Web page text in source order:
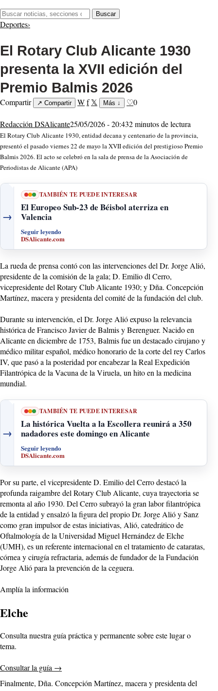
Buscar:
Buscar
Deportes›
El Rotary Club Alicante 1930
presenta la XVII edición del
Premio Balmis 2026
Compartir ↗ Compartir Wf 𝕏 Más ↓ ♡0
Redacción DSAlicante25/05/2026 - 20:432 minutos de lectura
El Rotary Club Alicante 1930, entidad decana y centenario de la provincia,
presentó el pasado viernes 22 de mayo la XVII edición del prestigioso Premio
Balmis 2026. El acto se celebró en la sala de prensa de la Asociación de
Periodistas de Alicante (APA)
→
TAMBIÉN TE PUEDE INTERESAR
El Europeo Sub-23 de Béisbol aterriza en
Valencia
Seguir leyendo
DSAlicante.com
La rueda de prensa contó con las intervenciones del Dr. Jorge Alió,
presidente de la comisión de la gala; D. Emilio dl Cerro,
vicepresidente del Rotary Club Alicante 1930; y Dña. Concepción
Martínez, macera y presidenta del comité de la fundación del club.
Durante su intervención, el Dr. Jorge Alió expuso la relevancia
histórica de Francisco Javier de Balmis y Berenguer. Nacido en
Alicante en diciembre de 1753, Balmis fue un destacado cirujano y
médico militar español, médico honorario de la corte del rey Carlos
IV, que pasó a la posteridad por encabezar la Real Expedición
Filantrópica de la Vacuna de la Viruela, un hito en la medicina
mundial.
→
TAMBIÉN TE PUEDE INTERESAR
La histórica Vuelta a la Escollera reunirá a 350
nadadores este domingo en Alicante
Seguir leyendo
DSAlicante.com
Por su parte, el vicepresidente D. Emilio del Cerro destacó la
profunda raigambre del Rotary Club Alicante, cuya trayectoria se
remonta al año 1930. Del Cerro subrayó la gran labor filantrópica
de la entidad y ensalzó la figura del propio Dr. Jorge Alió y Sanz
como gran impulsor de estas iniciativas, Alió, catedrático de
Oftalmología de la Universidad Miguel Hernández de Elche
(UMH), es un referente internacional en el tratamiento de cataratas,
córnea y cirugía refractaria, además de fundador de la Fundación
Jorge Alió para la prevención de la ceguera.
Amplía la información
Elche
Consulta nuestra guía práctica y permanente sobre este lugar o
tema.
Consultar la guía →
Finalmente, Dña. Concepción Martínez, macera y presidenta del